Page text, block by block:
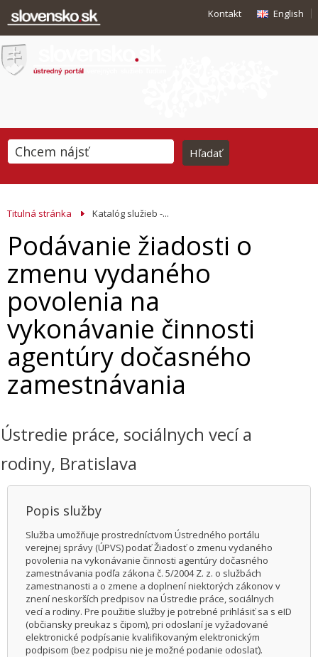
Kontakt English
Titulná stránka Katalóg služieb -...
Podávanie žiadosti o
zmenu vydaného
povolenia na
vykonávanie činnosti
agentúry dočasného
zamestnávania
Ústredie práce, sociálnych vecí a
rodiny, Bratislava
Popis služby
Služba umožňuje prostredníctvom Ústredného portálu
verejnej správy (ÚPVS) podať Žiadosť o zmenu vydaného
povolenia na vykonávanie činnosti agentúry dočasného
zamestnávania podľa zákona č. 5/2004 Z. z. o službách
zamestnanosti a o zmene a doplnení niektorých zákonov v
znení neskorších predpisov na Ústredie práce, sociálnych
vecí a rodiny. Pre použitie služby je potrebné prihlásiť sa s eID
(občiansky preukaz s čipom), pri odoslaní je vyžadované
elektronické podpísanie kvalifikovaným elektronickým
podpisom (bez podpisu nie je možné podanie odoslať).